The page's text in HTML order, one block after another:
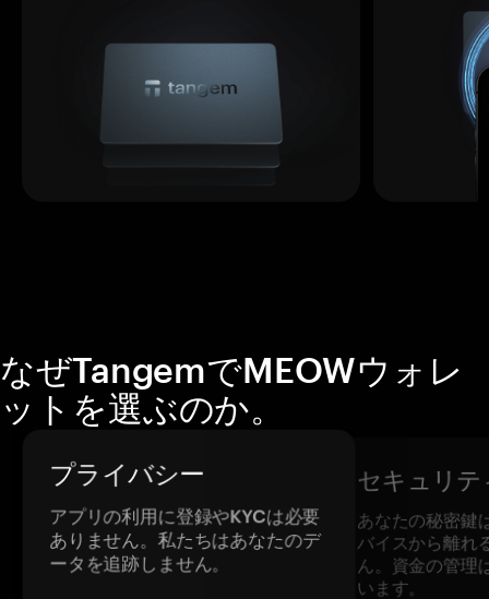
なぜTangemでMEOWウォレ
ットを選ぶのか。
プライバシー
アプリの利用に登録やKYCは必要
ありません。私たちはあなたのデ
ータを追跡しません。
セキュリテ
あなたの秘密鍵
バイスから離れ
ん。資金の管理
います。